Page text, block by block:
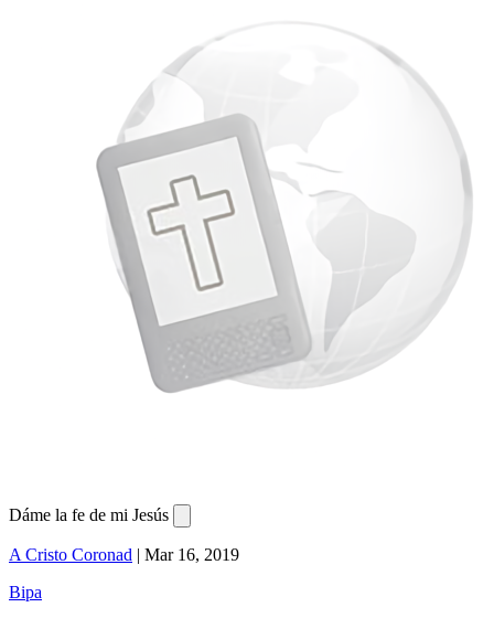
Dáme la fe de mi Jesús
A Cristo Coronad | Mar 16, 2019
Віра